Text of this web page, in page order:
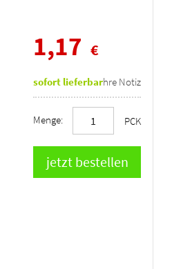
1,17 €
sofort lieferbarIhre Notiz
Menge: PCK